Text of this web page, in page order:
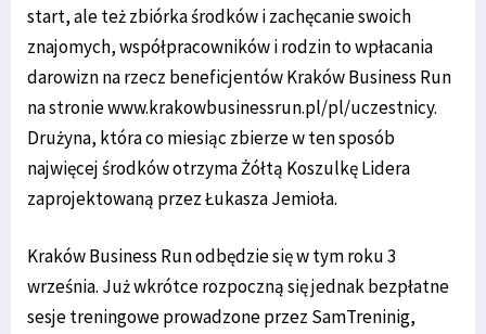
start, ale też zbiórka środków i zachęcanie swoich
znajomych, współpracowników i rodzin to wpłacania
darowizn na rzecz beneficjentów Kraków Business Run
na stronie www.krakowbusinessrun.pl/pl/uczestnicy.
Drużyna, która co miesiąc zbierze w ten sposób
najwięcej środków otrzyma Żółtą Koszulkę Lidera
zaprojektowaną przez Łukasza Jemioła.
Kraków Business Run odbędzie się w tym roku 3
września. Już wkrótce rozpoczną się jednak bezpłatne
sesje treningowe prowadzone przez SamTreninig,